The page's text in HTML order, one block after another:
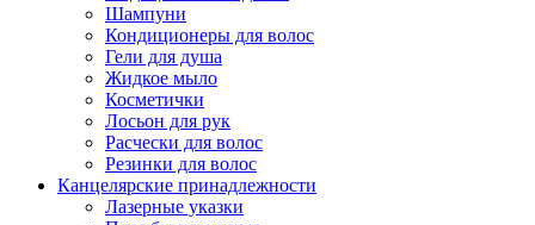
Шампуни
Кондиционеры для волос
Гели для душа
Жидкое мыло
Косметички
Лосьон для рук
Расчески для волос
Резинки для волос
Канцелярские принадлежности
Лазерные указки